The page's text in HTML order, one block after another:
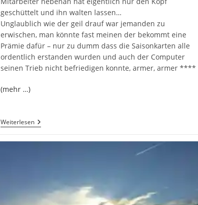
geschüttelt und ihn walten lassen…
Unglaublich wie der geil drauf war jemanden zu
erwischen, man könnte fast meinen der bekommt eine
Prämie dafür – nur zu dumm dass die Saisonkarten alle
ordentlich erstanden wurden und auch der Computer
seinen Trieb nicht befriedigen konnte, armer, armer ****
(mehr …)
WeiterlesenEs
Wird